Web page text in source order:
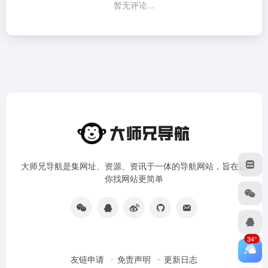
暂无评论...
大师兄导航是集网址、资源、资讯于一体的导航网站，旨在让
你找网站更简单
友链申请 免责声明 更新日志
34°